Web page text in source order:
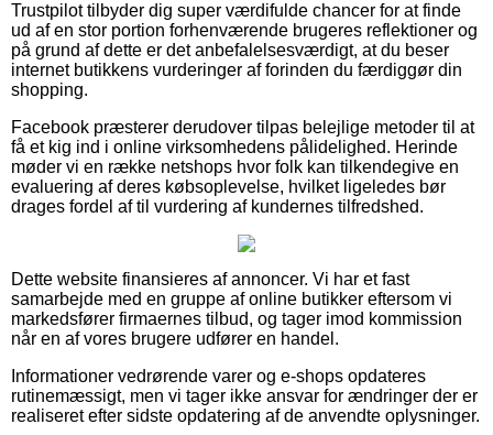
Trustpilot tilbyder dig super værdifulde chancer for at finde
ud af en stor portion forhenværende brugeres reflektioner og
på grund af dette er det anbefalelsesværdigt, at du beser
internet butikkens vurderinger af forinden du færdiggør din
shopping.
Facebook præsterer derudover tilpas belejlige metoder til at
få et kig ind i online virksomhedens pålidelighed. Herinde
møder vi en række netshops hvor folk kan tilkendegive en
evaluering af deres købsoplevelse, hvilket ligeledes bør
drages fordel af til vurdering af kundernes tilfredshed.
Dette website finansieres af annoncer. Vi har et fast
samarbejde med en gruppe af online butikker eftersom vi
markedsfører firmaernes tilbud, og tager imod kommission
når en af vores brugere udfører en handel.
Informationer vedrørende varer og e-shops opdateres
rutinemæssigt, men vi tager ikke ansvar for ændringer der er
realiseret efter sidste opdatering af de anvendte oplysninger.